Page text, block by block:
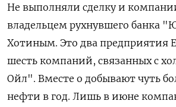
Не выполняли сделку и
владельцем рухнувшего банка
Хотиным. Это два предприятия
шесть компаний, связанных с
Ойл". Вместе о добывают чуть
нефти в год. Лишь в июне